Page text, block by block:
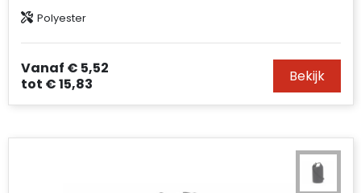
Polyester
Vanaf € 5,52
tot € 15,83 Bekijk